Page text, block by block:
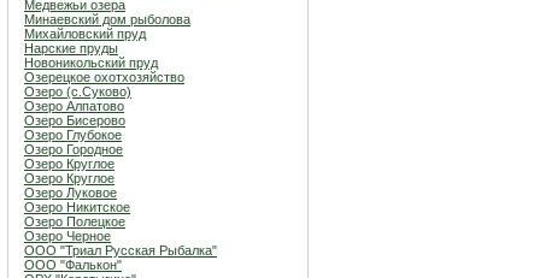
Медвежьи озера
Минаевский дом рыболова
Михайловский пруд
Нарские пруды
Новоникольский пруд
Озерецкое охотхозяйство
Озеро (c.Суково)
Озеро Алпатово
Озеро Бисерово
Озеро Глубокое
Озеро Городное
Озеро Круглое
Озеро Круглое
Озеро Луковое
Озеро Никитское
Озеро Полецкое
Озеро Черное
ООО "Триал Русская Рыбалка"
ООО "Фалькон"